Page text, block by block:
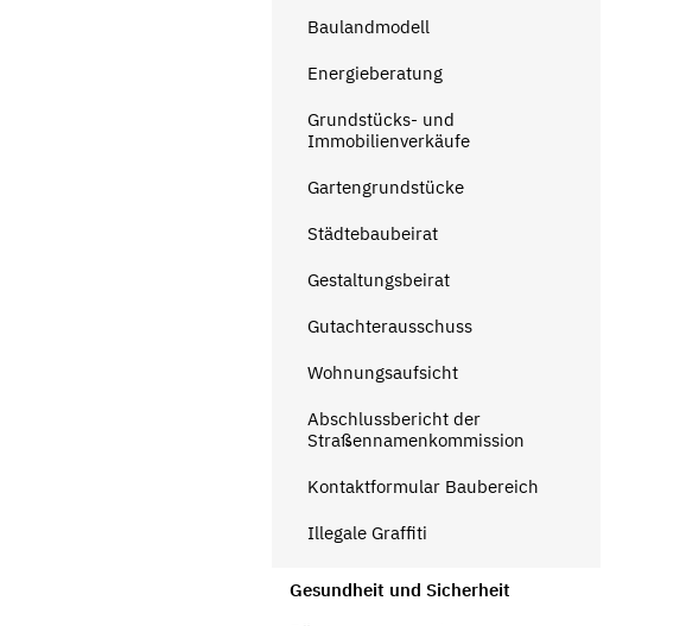
Baulandmodell
Energieberatung
Grundstücks- und
Immobilienverkäufe
Gartengrundstücke
Städtebaubeirat
Gestaltungsbeirat
Gutachterausschuss
Wohnungsaufsicht
Abschlussbericht der
Straßennamenkommission
Kontaktformular Baubereich
Illegale Graffiti
Gesundheit und Sicherheit